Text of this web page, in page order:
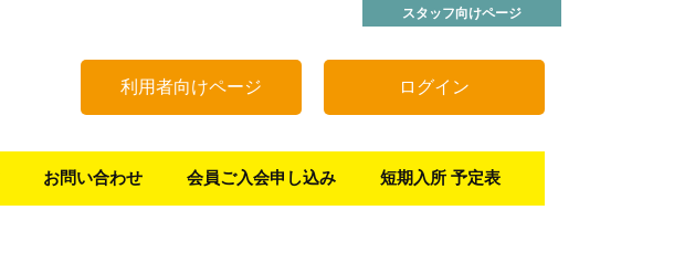
スタッフ向けページ
ログイン
利用者向けページ
お問い合わせ 会員ご入会申し込み 短期入所 予定表